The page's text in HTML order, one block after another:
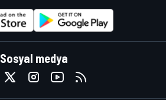
Sosyal medya